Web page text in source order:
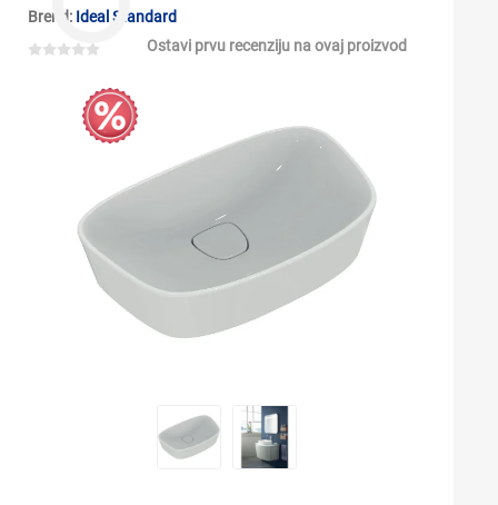
Brend: Ideal Standard
Ostavi prvu recenziju na ovaj proizvod